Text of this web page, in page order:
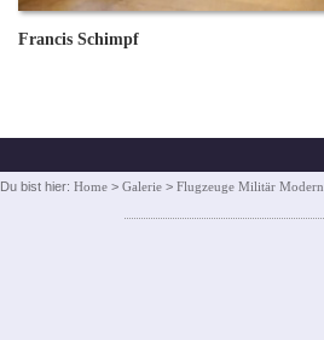
Francis Schimpf
Du bist hier: Home > Galerie > Flugzeuge Militär Modern